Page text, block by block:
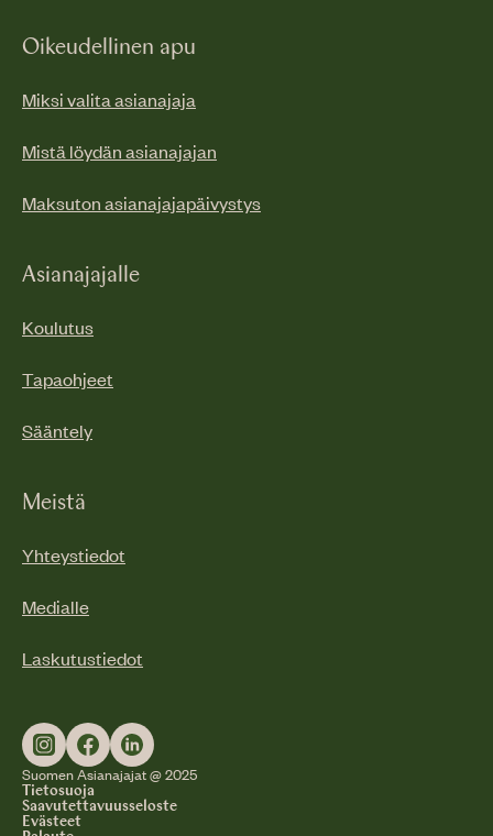
Oikeudellinen apu
Miksi valita asianajaja
Mistä löydän asianajajan
Maksuton asianajajapäivystys
Asianajajalle
Koulutus
Tapaohjeet
Sääntely
Meistä
Yhteystiedot
Medialle
Laskutustiedot
Suomen Asianajajat @ 2025
Tietosuoja
Saavutettavuusseloste
Evästeet